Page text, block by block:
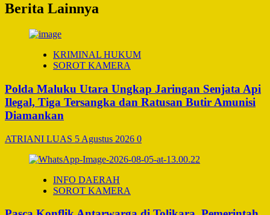
Berita Lainnya
KRIMINAL HUKUM
SOROT KAMERA
Polda Maluku Utara Ungkap Jaringan Senjata Api
Ilegal, Tiga Tersangka dan Ratusan Butir Amunisi
Diamankan
ATRIANI LUAS 5 Agustus 2026 0
INFO DAERAH
SOROT KAMERA